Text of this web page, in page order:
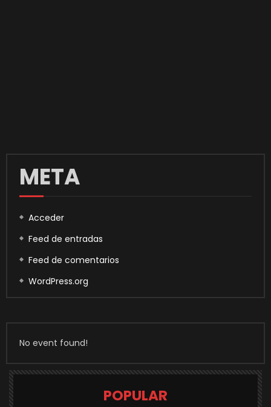
META
Acceder
Feed de entradas
Feed de comentarios
WordPress.org
No event found!
POPULAR